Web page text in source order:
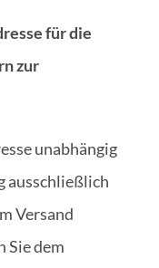
für die
zur
unabhängig
ausschließlich
Versand
Sie dem